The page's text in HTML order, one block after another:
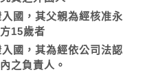
國，其父親為經核准永
15歲者
國，其為經依公司法認
之負責人。